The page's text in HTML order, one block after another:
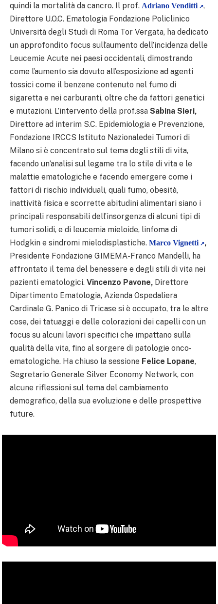
quindi la mortalità da cancro. Il prof. Adriano Venditti
,
Direttore U.O.C. Ematologia Fondazione Policlinico
Università degli Studi di Roma Tor Vergata, ha dedicato
un approfondito focus sull’aumento dell’incidenza delle
Leucemie Acute nei paesi occidentali, dimostrando
come l’aumento sia dovuto all’esposizione ad agenti
tossici come il benzene contenuto nel fumo di
sigaretta e nei carburanti, oltre che da fattori genetici
e mutazioni. L’intervento della prof.ssa Sabina Sieri,
Direttore ad interim S.C. Epidemiologia e Prevenzione,
Fondazione IRCCS Istituto Nazionaledei Tumori di
Milano si è concentrato sul tema degli stili di vita,
facendo un’analisi sul legame tra lo stile di vita e le
malattie ematologiche e facendo emergere come i
fattori di rischio individuali, quali fumo, obesità,
inattività fisica e scorrette abitudini alimentari siano i
principali responsabili dell’insorgenza di alcuni tipi di
tumori solidi, e di leucemia mieloide, linfoma di
Hodgkin e sindromi mielodisplastiche. Marco Vignetti
,
Presidente Fondazione GIMEMA-Franco Mandelli, ha
affrontato il tema del benessere e degli stili di vita nei
pazienti ematologici. Vincenzo Pavone, Direttore
Dipartimento Ematologia, Azienda Ospedaliera
Cardinale G. Panico di Tricase si è occupato, tra le altre
cose, dei tatuaggi e delle colorazioni dei capelli con un
focus su alcuni lavori specifici che impattano sulla
qualità della vita, fino al sorgere di patologie onco-
ematologiche. Ha chiuso la sessione Felice Lopane,
Segretario Generale Silver Economy Network, con
alcune riflessioni sul tema del cambiamento
demografico, della sua evoluzione e delle prospettive
future.